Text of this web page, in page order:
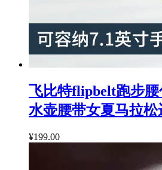
飞比特flipbelt跑步
水壶腰带女夏马拉松
¥199.00